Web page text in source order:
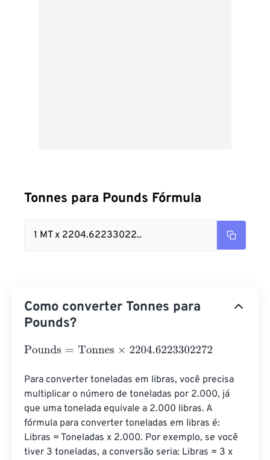
Tonnes para Pounds Fórmula
1 MT x 2204.62233022..
Como converter Tonnes para
Pounds?
Pounds= Tonnes×2204.6223302272
Para converter toneladas em libras, você precisa
multiplicar o número de toneladas por 2.000, já
que uma tonelada equivale a 2.000 libras. A
fórmula para converter toneladas em libras é:
Libras = Toneladas x 2.000. Por exemplo, se você
tiver 3 toneladas, a conversão seria: Libras = 3 x